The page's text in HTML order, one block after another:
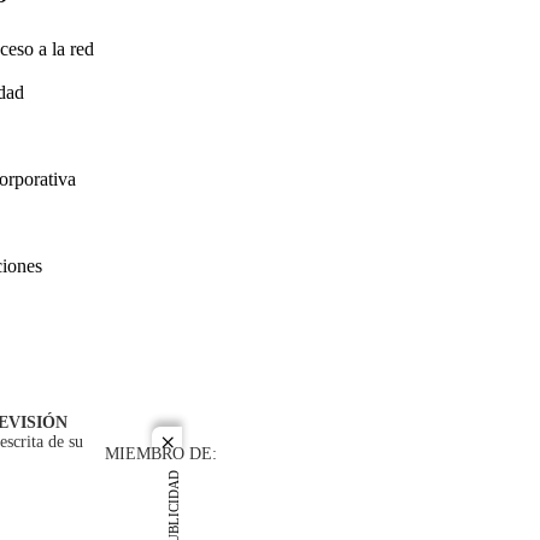
close
PUBLICIDAD
a la red
de su
MIEMBRO DE: